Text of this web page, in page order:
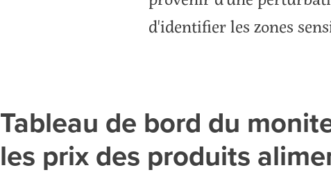
d'identifier les zones
Tableau de bord du
les prix des produits